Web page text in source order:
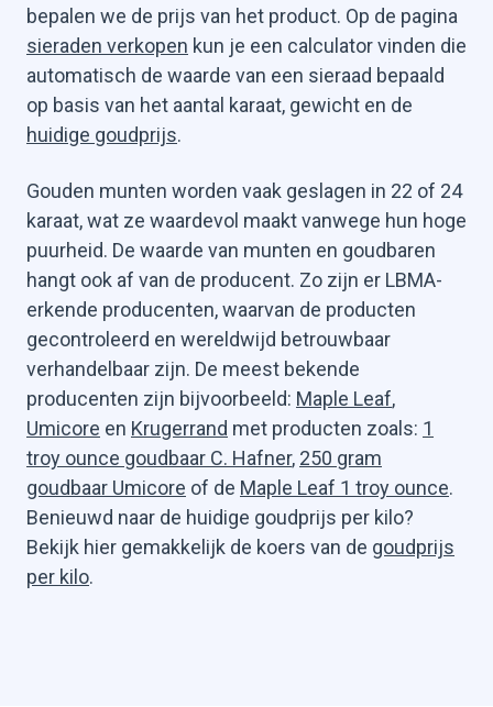
bepalen we de prijs van het product. Op de pagina
sieraden verkopen kun je een calculator vinden die
automatisch de waarde van een sieraad bepaald
op basis van het aantal karaat, gewicht en de
huidige goudprijs.
Gouden munten worden vaak geslagen in 22 of 24
karaat, wat ze waardevol maakt vanwege hun hoge
puurheid. De waarde van munten en goudbaren
hangt ook af van de producent. Zo zijn er LBMA-
erkende producenten, waarvan de producten
gecontroleerd en wereldwijd betrouwbaar
verhandelbaar zijn. De meest bekende
producenten zijn bijvoorbeeld: Maple Leaf,
Umicore en Krugerrand met producten zoals: 1
troy ounce goudbaar C. Hafner, 250 gram
goudbaar Umicore of de Maple Leaf 1 troy ounce.
Benieuwd naar de huidige goudprijs per kilo?
Bekijk hier gemakkelijk de koers van de goudprijs
per kilo.